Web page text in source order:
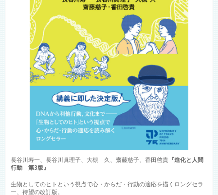
長谷川寿一、長谷川眞理子、大槻 久、齋藤慈子、香田啓貴 『進化と人間
行動 第3版』
生物としてのヒトという視点で心・からだ・行動の適応を描くロングセラ
ー、待望の改訂版。